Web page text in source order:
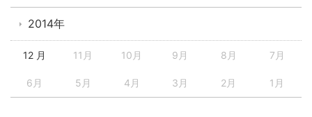
2014年
12 月 11月 10月 9月 8月 7月
6月 5月 4月 3月 2月 1月